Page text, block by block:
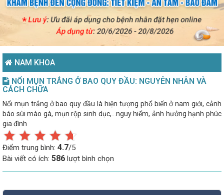
NAM KHOA
NỔI MỤN TRẮNG Ở BAO QUY ĐẦU: NGUYÊN NHÂN VÀ
CÁCH CHỮA
Nổi mụn trắng ở bao quy đầu là hiện tượng phổ biến ở nam giới, cảnh
báo sùi mào gà, mụn rộp sinh dục,...nguy hiểm, ảnh hưởng hạnh phúc
gia đình
Điểm trung bình: 4.7/5
Bài viết có ích: 586 lượt bình chọn